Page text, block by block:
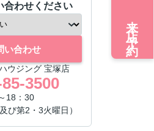
合わせください
い合わせ
ウジング 宝塚店
3500
18：30
び第2・3火曜日）
来店予約